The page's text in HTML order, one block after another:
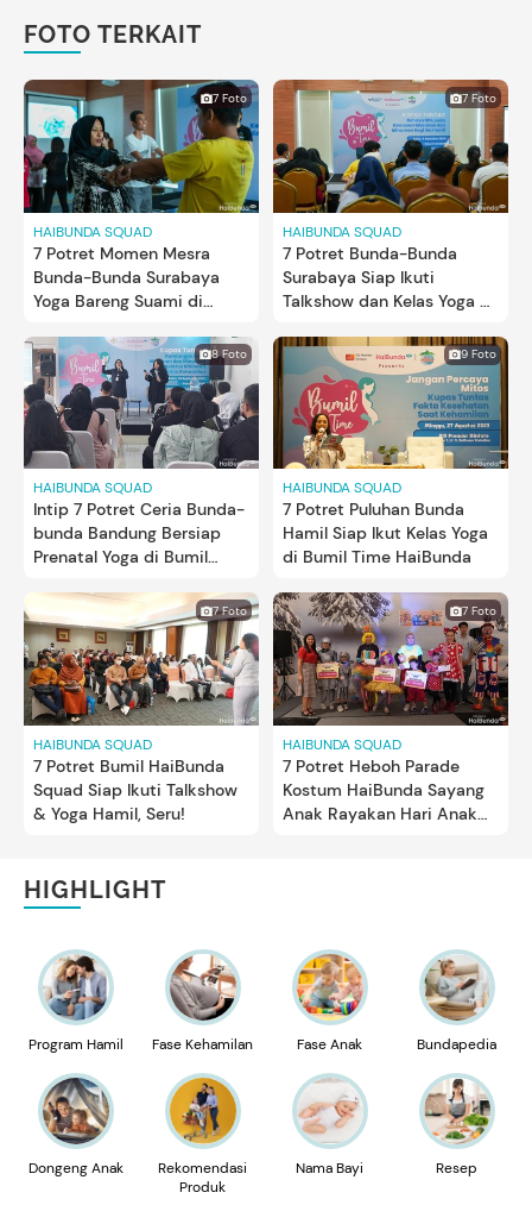
FOTO TERKAIT
7 Foto
HAIBUNDA SQUAD
7 Potret Momen Mesra
Bunda-Bunda Surabaya
Yoga Bareng Suami di
7 Foto
HAIBUNDA SQUAD
7 Potret Bunda-Bunda
Surabaya Siap Ikuti
Talkshow dan Kelas Yoga di
8 Foto
HAIBUNDA SQUAD
Intip 7 Potret Ceria Bunda-
bunda Bandung Bersiap
Prenatal Yoga di Bumil
9 Foto
HAIBUNDA SQUAD
7 Potret Puluhan Bunda
Hamil Siap Ikut Kelas Yoga
di Bumil Time HaiBunda
7 Foto
HAIBUNDA SQUAD
7 Potret Bumil HaiBunda
Squad Siap Ikuti Talkshow
& Yoga Hamil, Seru!
7 Foto
HAIBUNDA SQUAD
7 Potret Heboh Parade
Kostum HaiBunda Sayang
Anak Rayakan Hari Anak
HIGHLIGHT
Program Hamil Fase Kehamilan Fase Anak Bundapedia
Dongeng Anak
Rekomendasi
Produk
Nama Bayi Resep